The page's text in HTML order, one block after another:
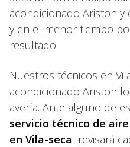
acondicionado Ariston
y en el menor tiempo
resultado.
Nuestros técnicos en
acondicionado Ariston
avería. Ante alguno de
servicio técnico de
en Vila-seca revisará